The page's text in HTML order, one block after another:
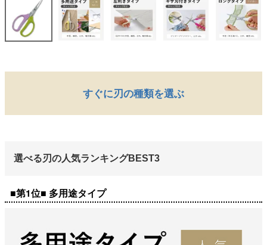
すぐに刃の種類を選ぶ
選べる刃の人気ランキングBEST3
■第1位■ 多用途タイプ